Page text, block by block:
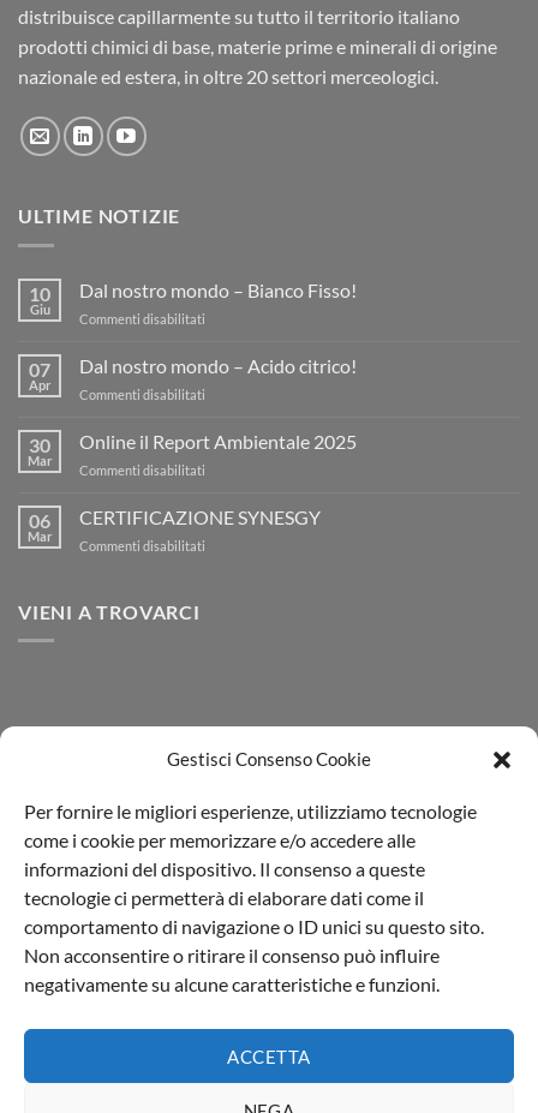
Gestisci Consenso Cookie
Per fornire le migliori esperienze, utilizziamo tecnologie
come i cookie per memorizzare e/o accedere alle
informazioni del dispositivo. Il consenso a queste
tecnologie ci permetterà di elaborare dati come il
comportamento di navigazione o ID unici su questo sito.
Non acconsentire o ritirare il consenso può influire
negativamente su alcune caratteristiche e funzioni.
ACCETTA
distribuisce capillarmente su tutto il territorio italiano
prodotti chimici di base, materie prime e minerali di origine
nazionale ed estera, in oltre 20 settori merceologici.
ULTIME NOTIZIE
10
Giu
Dal nostro mondo – Bianco Fisso!
Commenti disabilitati
nostro
mondo
Fisso!
07
Apr
Dal nostro mondo – Acido citrico!
Commenti disabilitati
nostro
mondo
citrico!
30
Mar
Online il Report Ambientale 2025
Commenti disabilitati
il
Report
06
Mar
CERTIFICAZIONE SYNESGY
Commenti disabilitati
VIENI A TROVARCI
Privacy policy
Made with (L) byWeb Agency Milano